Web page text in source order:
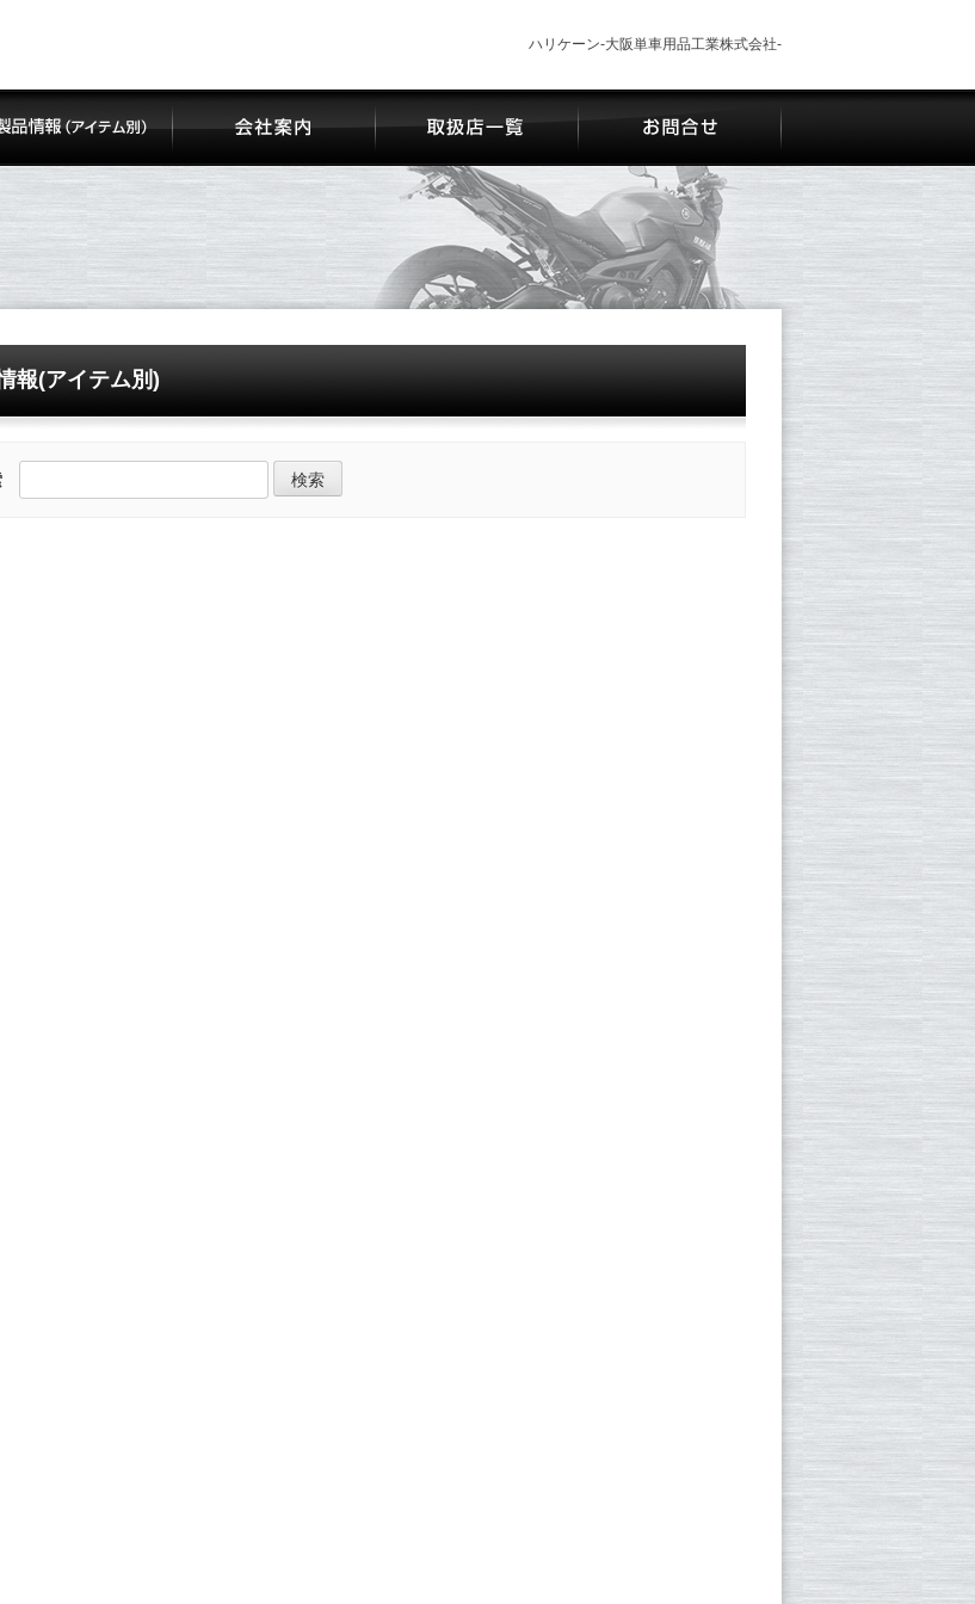
ハリケーン-大阪単車用品工業株式会社-
報(アイテム別)
検索